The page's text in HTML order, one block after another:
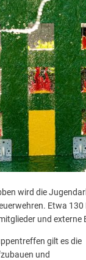
wird die
Etwa
und
gilt es die
und